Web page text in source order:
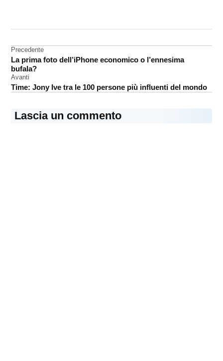
iPad
iPhone
Navigazione
articoli
Precedente
La prima foto dell’iPhone economico o l’ennesima
bufala?
Avanti
Time: Jony Ive tra le 100 persone più influenti del mondo
Lascia un commento